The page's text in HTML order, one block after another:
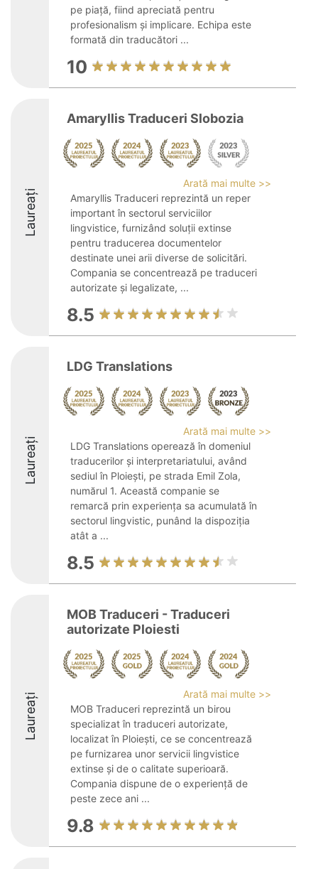
pe piață, fiind apreciată pentru
profesionalism și implicare. Echipa este
formată din traducători ...
10
Laureați
Amaryllis Traduceri Slobozia
Arată mai multe >>
Amaryllis Traduceri reprezintă un reper
important în sectorul serviciilor
lingvistice, furnizând soluții extinse
pentru traducerea documentelor
destinate unei arii diverse de solicitări.
Compania se concentrează pe traduceri
autorizate și legalizate, ...
8.5
Laureați
LDG Translations
Arată mai multe >>
LDG Translations operează în domeniul
traducerilor și interpretariatului, având
sediul în Ploiești, pe strada Emil Zola,
numărul 1. Această companie se
remarcă prin experiența sa acumulată în
sectorul lingvistic, punând la dispoziția
atât a ...
8.5
Laureați
MOB Traduceri - Traduceri
autorizate Ploiesti
Arată mai multe >>
MOB Traduceri reprezintă un birou
specializat în traduceri autorizate,
localizat în Ploiești, ce se concentrează
pe furnizarea unor servicii lingvistice
extinse și de o calitate superioară.
Compania dispune de o experiență de
peste zece ani ...
9.8